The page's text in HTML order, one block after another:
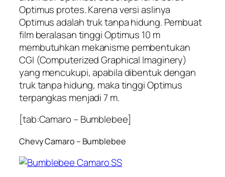
Optimus protes. Karena versi aslinya
Optimus adalah truk tanpa hidung. Pembuat
film beralasan tinggi Optimus 10 m
membutuhkan mekanisme pembentukan
CGI (Computerized Graphical Imaginery)
yang mencukupi, apabila dibentuk dengan
truk tanpa hidung, maka tinggi Optimus
terpangkas menjadi 7 m.
[tab:Camaro – Bumblebee]
Chevy Camaro – Bumblebee